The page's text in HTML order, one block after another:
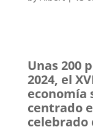
Unas 200
2024, el
economía
centrado
celebrado